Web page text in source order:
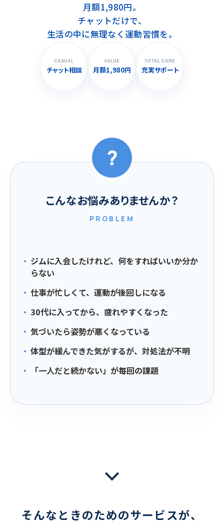
月額1,980円。
チャットだけで、
生活の中に無理なく運動習慣を。
CASUAL
チャット相談
VALUE
月額1,980円
TOTAL CARE
充実サポート
?
こんなお悩みありませんか？
PROBLEM
ジムに入会したけれど、何をすればいいか分か
らない
仕事が忙しくて、運動が後回しになる
30代に入ってから、疲れやすくなった
気づいたら姿勢が悪くなっている
体型が緩んできた気がするが、対処法が不明
「一人だと続かない」が毎回の課題
そんなときのためのサービスが、